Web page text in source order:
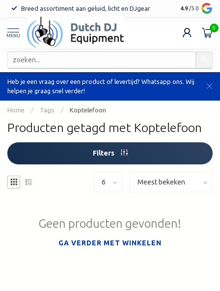
Breed assortiment aan geluid, licht en DJgear Tot 7 jaar
4.9 /5.0
MENU
0
Heb je een vraag over een product of levertijd? Whatsapp ons. Wij
helpen je graag snel verder!
Home / Tags / Koptelefoon
Producten getagd met Koptelefoon
Filters
Geen producten gevonden!
GA VERDER MET WINKELEN